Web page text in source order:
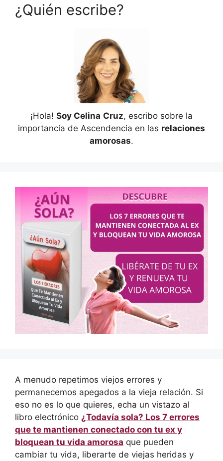
¿Quién escribe?
¡Hola! Soy Celina Cruz, escribo sobre la
importancia de Ascendencia en las relaciones
amorosas.
A menudo repetimos viejos errores y
permanecemos apegados a la vieja relación. Si
eso no es lo que quieres, echa un vistazo al
libro electrónico ¿Todavía sola? Los 7 errores
que te mantienen conectado con tu ex y
bloquean tu vida amorosa que pueden
cambiar tu vida, liberarte de viejas heridas y